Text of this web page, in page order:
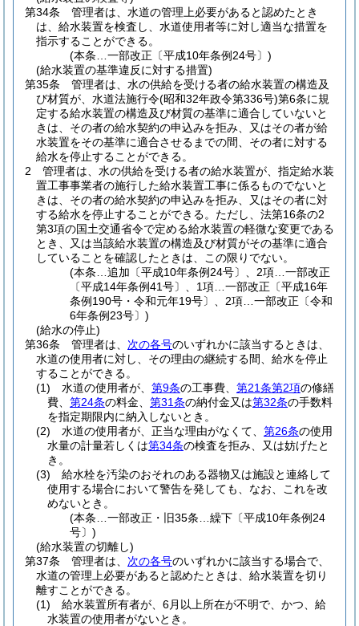
第34条
管理者は、水道の管理上必要があると認めたとき
は、給水装置を検査し、水道使用者等に対し適当な措置を
指示することができる。
(本条…一部改正〔平成10年条例24号〕)
(給水装置の基準違反に対する措置)
第35条
管理者は、水の供給を受ける者の給水装置の構造及
び材質が、水道法施行令(昭和32年政令第336号)第6条に規
定する給水装置の構造及び材質の基準に適合していないと
きは、その者の給水契約の申込みを拒み、又はその者が給
水装置をその基準に適合させるまでの間、その者に対する
給水を停止することができる。
2
管理者は、水の供給を受ける者の給水装置が、指定給水装
置工事事業者の施行した給水装置工事に係るものでないと
きは、その者の給水契約の申込みを拒み、又はその者に対
する給水を停止することができる。 ただし、法第16条の2
第3項の国土交通省令で定める給水装置の軽微な変更である
とき、又は当該給水装置の構造及び材質がその基準に適合
していることを確認したときは、この限りでない。
(本条…追加〔平成10年条例24号〕、2項…一部改正
〔平成14年条例41号〕、1項…一部改正〔平成16年
条例190号・令和元年19号〕、2項…一部改正〔令和
6年条例23号〕)
(給水の停止)
第36条
管理者は、 次の各号のいずれかに該当するときは、
水道の使用者に対し、その理由の継続する間、給水を停止
することができる。
(1)
水道の使用者が、 第9条の工事費、 第21条第2項の修繕
費、 第24条の料金、 第31条の納付金又は第32条の手数料
を指定期限内に納入しないとき。
(2)
水道の使用者が、正当な理由がなくて、 第26条の使用
水量の計量若しくは第34条の検査を拒み、又は妨げたと
き。
(3)
給水栓を汚染のおそれのある器物又は施設と連絡して
使用する場合において警告を発しても、なお、これを改
めないとき。
(本条…一部改正・旧35条…繰下〔平成10年条例24
号〕)
(給水装置の切離し)
第37条
管理者は、 次の各号のいずれかに該当する場合で、
水道の管理上必要があると認めたときは、給水装置を切り
離すことができる。
(1)
給水装置所有者が、6月以上所在が不明で、かつ、給
水装置の使用者がないとき。